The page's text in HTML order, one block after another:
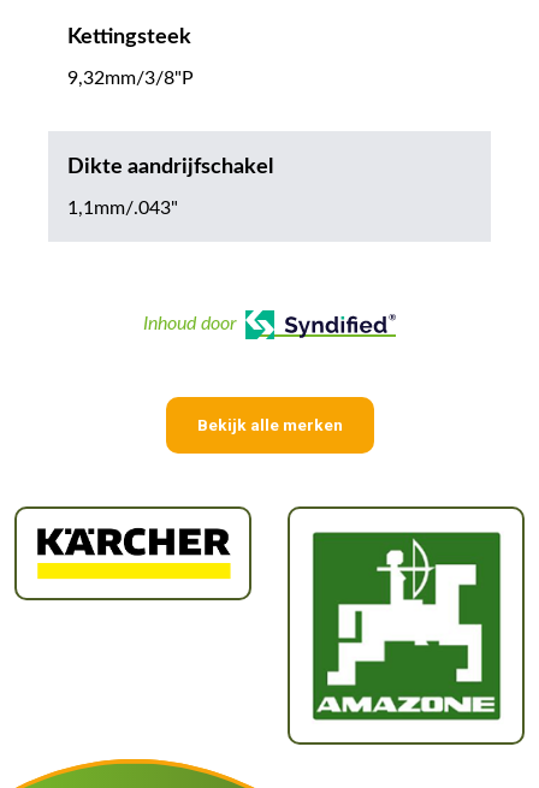
Kettingsteek
9,32mm/3/8"P
Dikte aandrijfschakel
1,1mm/.043"
Inhoud door
Bekijk alle merken